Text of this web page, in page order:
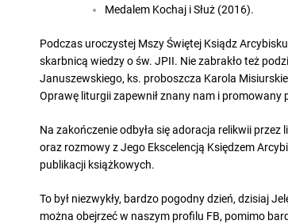
Medalem Kochaj i Służ (2016).
Podczas uroczystej Mszy Świętej Ksiądz
skarbnicą wiedzy o św. JPII. Nie zabrakło też
Januszewskiego, ks. proboszcza Karola
Oprawę liturgii zapewnił znany nam i
Na zakończenie odbyła się adoracja relikwii
oraz rozmowy z Jego Ekscelencją Księdzem
publikacji książkowych.
To był niezwykły, bardzo pogodny dzień, dzisiaj
można obejrzeć w naszym profilu FB, pomimo